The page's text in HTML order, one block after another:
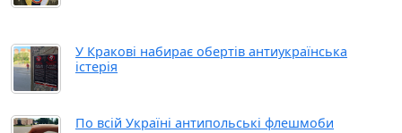
У Кракові набирає обертів антиукраїнська
істерія
По всій Україні антипольські флешмоби